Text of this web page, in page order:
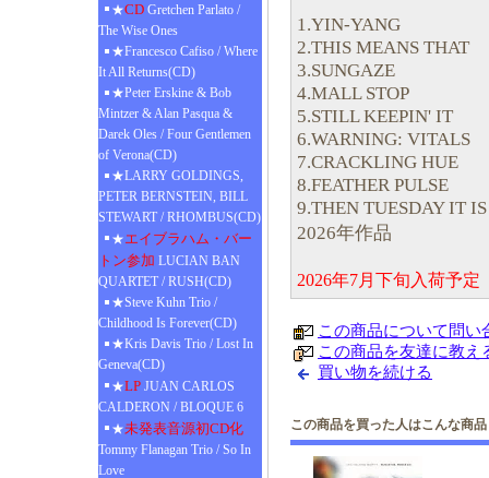
★CD Gretchen Parlato /
The Wise Ones
★Francesco Cafiso / Where
It All Returns(CD)
★Peter Erskine & Bob
Mintzer & Alan Pasqua &
Darek Oles / Four Gentlemen
of Verona(CD)
★LARRY GOLDINGS,
PETER BERNSTEIN, BILL
STEWART / RHOMBUS(CD)
★エイブラハム・バー
トン参加 LUCIAN BAN
QUARTET / RUSH(CD)
★Steve Kuhn Trio /
Childhood Is Forever(CD)
★Kris Davis Trio / Lost In
Geneva(CD)
★LP JUAN CARLOS
CALDERON / BLOQUE 6
★未発表音源初CD化
Tommy Flanagan Trio / So In
Love
1.YIN-YANG
2.THIS MEANS THAT
3.SUNGAZE
4.MALL STOP
5.STILL KEEPIN' IT
6.WARNING: VITALS
7.CRACKLING HUE
8.FEATHER PULSE
9.THEN TUESDAY IT IS
2026年作品
2026年7月下旬入荷予
この商品について問い
この商品を友達に教え
買い物を続ける
この商品を買った人はこんな商